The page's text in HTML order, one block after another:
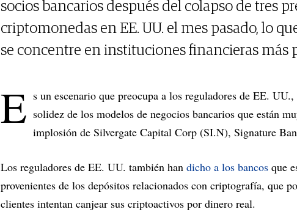
socios bancarios después del colapso de tres
criptomonedas en EE. UU. el mes pasado, lo
se concentre en instituciones financieras más
E s un escenario que preocupa a los reguladores de EE.
solidez de los modelos de negocios bancarios que están
implosión de Silvergate Capital Corp (SI.N), Signature
Los reguladores de EE. UU. también han dicho a los bancos que
provenientes de los depósitos relacionados con criptografía, que
clientes intentan canjear sus criptoactivos por dinero real.